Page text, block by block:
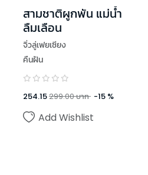
สามชาติผูกพัน แม่น้ำ
ลืมเลือน
จิ่วลู่เฟยเซียง
คืนฝัน
254.15299.00บาท -15 %
Add Wishlist